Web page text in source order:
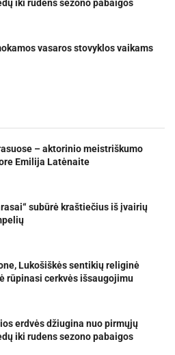
iki rudens sezono pabaigos
vasaros stovyklos vaikams
– aktorinio meistriškumo
Emilija Latėnaite
subūrė kraštiečius iš įvairių
Lukošiškės sentikių religinė
rūpinasi cerkvės išsaugojimu
erdvės džiugina nuo pirmųjų
iki rudens sezono pabaigos